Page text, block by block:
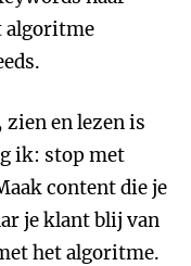
algoritme
en lezen is
ik: stop met
content die je
je klant blij van
het algoritme.